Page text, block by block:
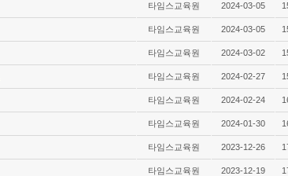
타임스교육원 2024-03-05
타임스교육원 2024-03-05
타임스교육원 2024-03-02
타임스교육원 2024-02-27
타임스교육원 2024-02-24
타임스교육원 2024-01-30
타임스교육원 2023-12-26
타임스교육원 2023-12-19